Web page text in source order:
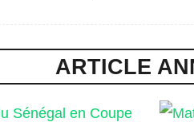
ARTICLE